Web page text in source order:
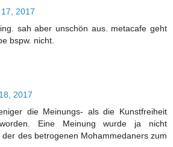
2017
sah aber unschön aus. metacafe geht
bspw. nicht.
2017
die Meinungs- als die Kunstfreiheit
worden. Eine Meinung wurde ja nicht
des betrogenen Mohammedaners zum